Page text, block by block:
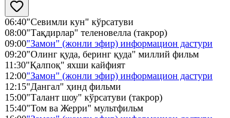
06:40"Севимли кун" кўрсатуви
08:00"Тақдирлар" теленовелла (такрор)
09:00"Замон" (жонли эфир) информацион дастури
09:20"Олинг қуда, беринг қуда" миллий фильм
11:30"Қалпоқ" яхши кайфият
12:00"Замон" (жонли эфир) информацион дастури
12:15"Дангал" ҳинд фильми
15:00"Талант шоу" кўрсатуви (такрор)
15:40"Том ва Жерри" мультфильм